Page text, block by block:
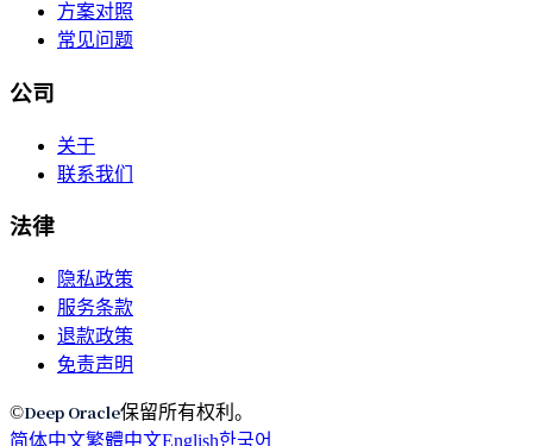
方案对照
常见问题
公司
关于
联系我们
法律
隐私政策
服务条款
退款政策
免责声明
©Deep Oracle保留所有权利。
简体中文繁體中文English한국어